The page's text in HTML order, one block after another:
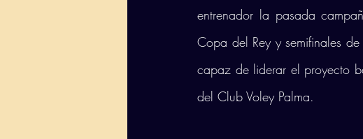
entrenador la pasada
Copa del Rey y semifinales
capaz de liderar el proyecto
del Club Voley Palma.